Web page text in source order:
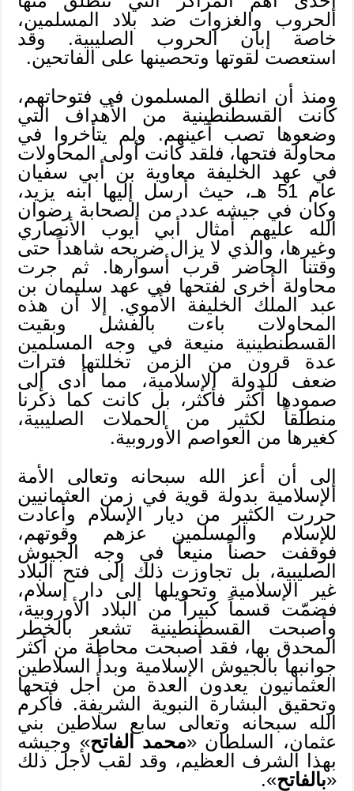
الحروب والغزوات ضد بلاد المسلمين،
خاصة إبان الحروب الصليبية. وقد
استعصت لقوتها وتحصينها على الفاتحين.
ومنذ أن انطلق المسلمون في فتوحاتهم،
كانت القسطنطينية من الأهداف التي
وضعوها تصب أعينهم. ولم يتأخروا في
محاولة فتحها، فلقد كانت أولى المحاولات
في عهد الخليفة معاوية بن أبي سفيان
عام 51 هـ، حيث أرسل إليها ابنه يزيد،
وكان في جيشه عدد من الصحابة رضوان
الله عليهم أمثال أبي أيوب الأنصاري
وغيرها، والذي لا يزال ضريحه شاهداً حتى
وقتنا الحاضر قرب أسوارها. ثم جرت
محاولة أخرى لفتحها في عهد سليمان بن
عبد الملك الخليفة الأموي. إلا أن هذه
المحاولات باءت بالفشل وبقيت
القسطنطينية منيعة في وجه المسلمين
عدة قرون من الزمن تخللتها فترات
ضعف للدولة الإسلامية، مما أدى إلى
صمودها أكثر فأكثر، بل كانت كما ذكرنا
منطلقاً لكثير من الحملات الصليبية،
كغيرها من العواصم الأوروبية.
إلى أن أعز الله سبحانه وتعالى الأمة
الإسلامية بدولة قوية في زمن العثمانيين
حررت الكثير من ديار الإسلام وأعادت
للإسلام والمسلمين عزهم وقوتهم،
فوقفت حصناً منيعاً في وجه الجيوش
الصليبية، بل تجاوزت ذلك إلى فتح البلاد
غير الإسلامية وتحويلها إلى دار إسلام،
فضمّت قسماً كبيراً من البلاد الأوروبية،
وأصبحت القسطنطينية تشعر بالخطر
المحدق بها، فقد أصبحت محاطة من أكثر
جوانبها بالجيوش الإسلامية وبدأ السلاطين
العثمانيون يعدون العدة من أجل فتحها
وتحقيق البشارة النبوية الشريفة. فأكرم
الله سبحانه وتعالى سابع سلاطين بني
عثمان، السلطان «محمد الفاتح» وجيشه
بهذا الشرف العظيم، وقد لقب لأجل ذلك
«بالفاتح».